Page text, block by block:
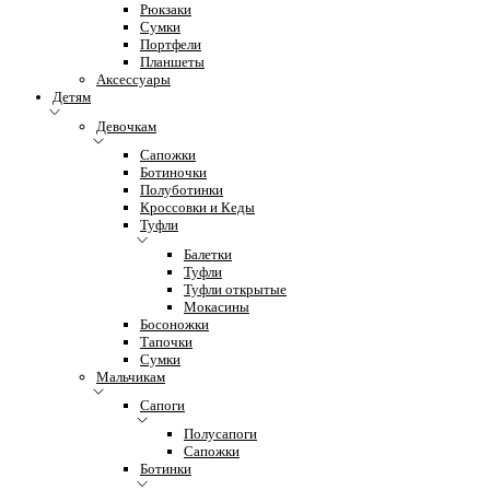
Рюкзаки
Сумки
Портфели
Планшеты
Аксессуары
Детям
Девочкам
Сапожки
Ботиночки
Полуботинки
Кроссовки и Кеды
Туфли
Балетки
Туфли
Туфли открытые
Мокасины
Босоножки
Тапочки
Сумки
Мальчикам
Сапоги
Полусапоги
Сапожки
Ботинки